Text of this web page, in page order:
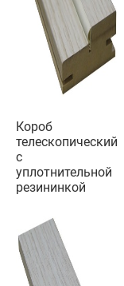
Короб
телескопический
с
уплотнительной
резининкой